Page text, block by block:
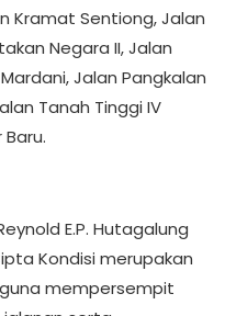
Kramat Sentiong, Jalan
Negara II, Jalan
Jalan Pangkalan
Tanah Tinggi IV
E.P. Hutagalung
Kondisi merupakan
mempersempit